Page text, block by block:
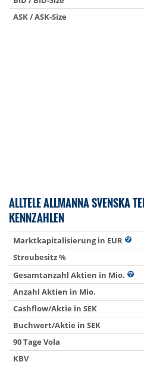
ASK / ASK-Size
ALLTELE ALLMANNA SVENSKA
KENNZAHLEN
Marktkapitalisierung in EUR
Streubesitz %
Gesamtanzahl Aktien in Mio.
Anzahl Aktien in Mio.
Cashflow/Aktie in SEK
Buchwert/Aktie in SEK
90 Tage Vola
KBV